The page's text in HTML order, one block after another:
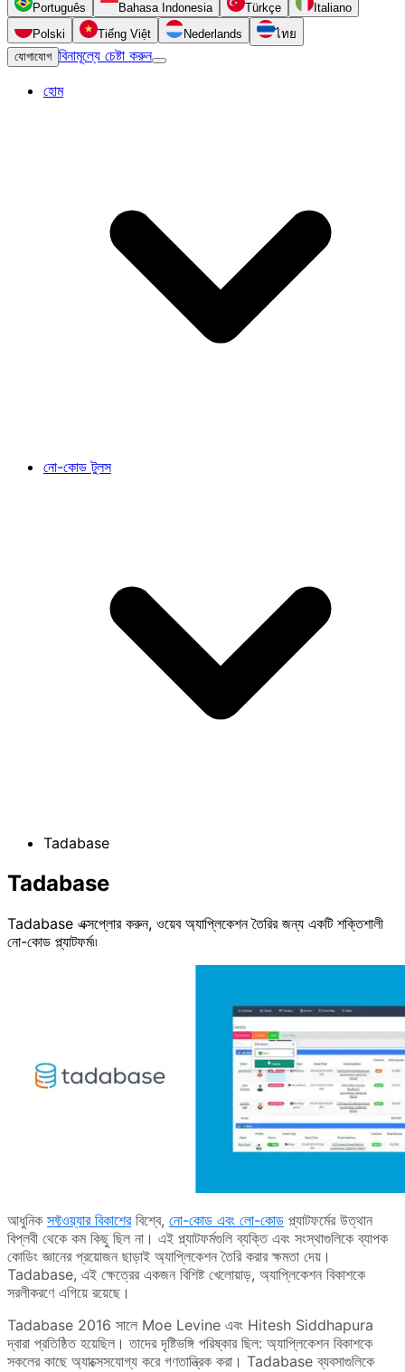
Português Bahasa Indonesia Türkçe
Italiano
Polski
Tiếng Việt Nederlands
ไทย
যোগাযোগ বিনামূল্যে চেষ্টা করুন
হোম
নো-কোড টুলস
Tadabase
Tadabase
Tadabase এক্সপ্লোর করুন, ওয়েব অ্যাপ্লিকেশন তৈরির জন্য একটি শক্তিশালী
নো-কোড প্ল্যাটফর্ম৷৷
আধুনিক সফ্টওয়্যার বিকাশেরবিশ্বে, নো-কোড এবং লো-কোড প্ল্যাটফর্মের উত্থান
বিপ্লবী থেকে কম কিছু ছিল না। এই প্ল্যাটফর্মগুলি ব্যক্তি এবং সংস্থাগুলিকে ব্যাপক
কোডিং জ্ঞানের প্রয়োজন ছাড়াই অ্যাপ্লিকেশন তৈরি করার ক্ষমতা দেয়।
Tadabase, এই ক্ষেত্রের একজন বিশিষ্ট খেলোয়াড়, অ্যাপ্লিকেশন বিকাশকে
সরলীকরণে এগিয়ে রয়েছে।
Tadabase 2016 সালে Moe Levine এবং Hitesh Siddhapura
দ্বারা প্রতিষ্ঠিত হয়েছিল। তাদের দৃষ্টিভঙ্গি পরিষ্কার ছিল: অ্যাপ্লিকেশন বিকাশকে
সকলের কাছে অ্যাক্সেসযোগ্য করে গণতান্ত্রিক করা। Tadabase ব্যবসাগুলিকে